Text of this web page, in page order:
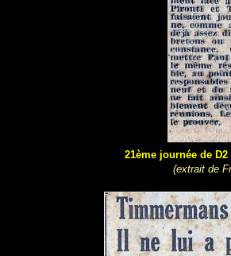
21ème journée de
(extrait de